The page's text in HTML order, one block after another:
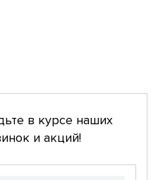
в курсе наших
и акций!